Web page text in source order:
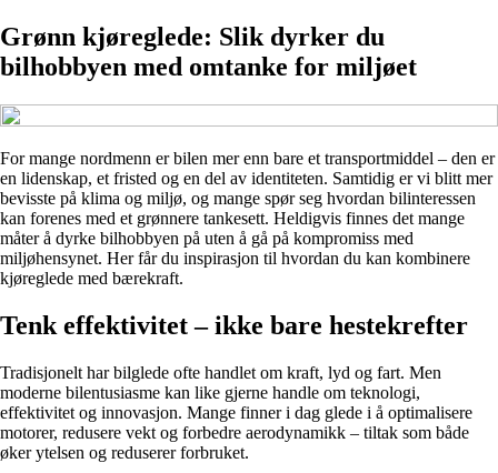
Grønn kjøreglede: Slik dyrker du
bilhobbyen med omtanke for miljøet
For mange nordmenn er bilen mer enn bare et transportmiddel – den er
en lidenskap, et fristed og en del av identiteten. Samtidig er vi blitt mer
bevisste på klima og miljø, og mange spør seg hvordan bilinteressen
kan forenes med et grønnere tankesett. Heldigvis finnes det mange
måter å dyrke bilhobbyen på uten å gå på kompromiss med
miljøhensynet. Her får du inspirasjon til hvordan du kan kombinere
kjøreglede med bærekraft.
Tenk effektivitet – ikke bare hestekrefter
Tradisjonelt har bilglede ofte handlet om kraft, lyd og fart. Men
moderne bilentusiasme kan like gjerne handle om teknologi,
effektivitet og innovasjon. Mange finner i dag glede i å optimalisere
motorer, redusere vekt og forbedre aerodynamikk – tiltak som både
øker ytelsen og reduserer forbruket.